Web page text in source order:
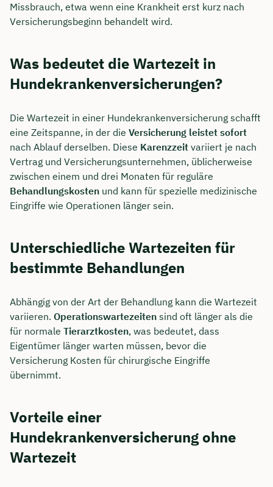
Missbrauch, etwa wenn eine Krankheit erst kurz nach
Versicherungsbeginn behandelt wird.
Was bedeutet die Wartezeit in
Hundekrankenversicherungen?
Die Wartezeit in einer Hundekrankenversicherung schafft
eine Zeitspanne, in der die Versicherung leistet sofort
nach Ablauf derselben. Diese Karenzzeit variiert je nach
Vertrag und Versicherungsunternehmen, üblicherweise
zwischen einem und drei Monaten für reguläre
Behandlungskosten und kann für spezielle medizinische
Eingriffe wie Operationen länger sein.
Unterschiedliche Wartezeiten für
bestimmte Behandlungen
Abhängig von der Art der Behandlung kann die Wartezeit
variieren. Operationswartezeiten sind oft länger als die
für normale Tierarztkosten, was bedeutet, dass
Eigentümer länger warten müssen, bevor die
Versicherung Kosten für chirurgische Eingriffe
übernimmt.
Vorteile einer
Hundekrankenversicherung ohne
Wartezeit
Jetzt persönliches
Beratungsgespräch mit Jonas
Ubben sichern 🤝